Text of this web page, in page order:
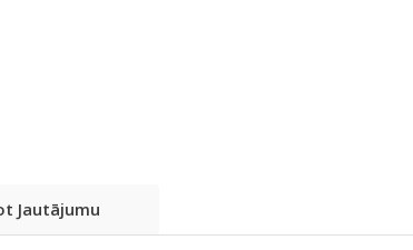
Jautājumu